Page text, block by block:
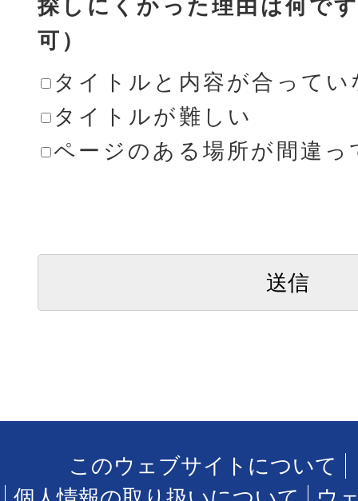
探しにくかった理由は何で
可）
タイトルと内容が合ってい
タイトルが難しい
ページのある場所が間違っ
このウェブサイトについて